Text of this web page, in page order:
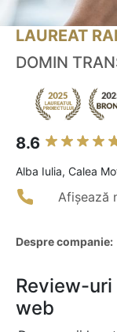
LAUREAT
DOMIN
8.6
Alba Iulia, Calea
Afișează
Despre companie:
Review-
web